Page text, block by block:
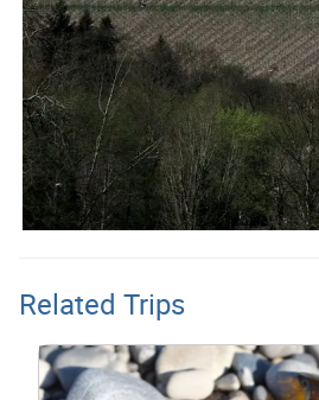
Related Trips